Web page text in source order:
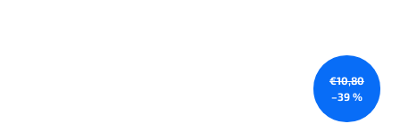
€10,80
–39 %